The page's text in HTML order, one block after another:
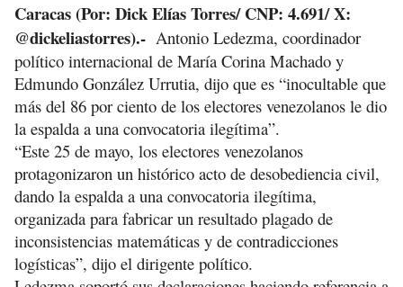
Caracas (Por: Dick Elías Torres/ CNP: 4.691/ X:
@dickeliastorres).- Antonio Ledezma, coordinador
político internacional de María Corina Machado y
Edmundo González Urrutia, dijo que es “inocultable que
más del 86 por ciento de los electores venezolanos le dio
la espalda a una convocatoria ilegítima”.
“Este 25 de mayo, los electores venezolanos
protagonizaron un histórico acto de desobediencia civil,
dando la espalda a una convocatoria ilegítima,
organizada para fabricar un resultado plagado de
inconsistencias matemáticas y de contradicciones
logísticas”, dijo el dirigente político.